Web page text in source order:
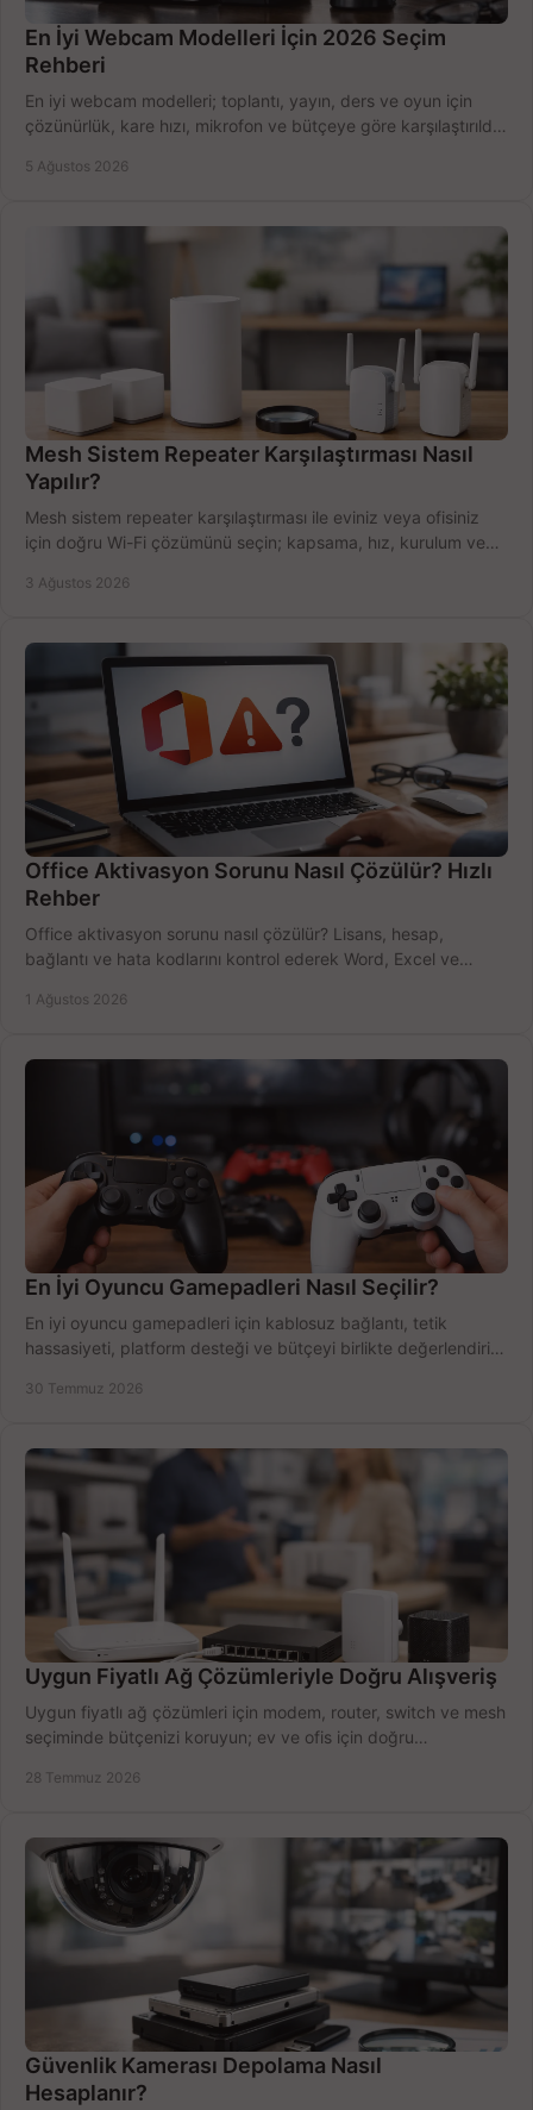
En İyi Webcam Modelleri İçin 2026 Seçim
Rehberi
En iyi webcam modelleri; toplantı, yayın, ders ve oyun için
çözünürlük, kare hızı, mikrofon ve bütçeye göre karşılaştırıldı.
5 Ağustos 2026
Mesh Sistem Repeater Karşılaştırması Nasıl
Yapılır?
Mesh sistem repeater karşılaştırması ile eviniz veya ofisiniz
için doğru Wi-Fi çözümünü seçin; kapsama, hız, kurulum ve
3 Ağustos 2026
Office Aktivasyon Sorunu Nasıl Çözülür? Hızlı
Rehber
Office aktivasyon sorunu nasıl çözülür? Lisans, hesap,
bağlantı ve hata kodlarını kontrol ederek Word, Excel ve
1 Ağustos 2026
En İyi Oyuncu Gamepadleri Nasıl Seçilir?
En iyi oyuncu gamepadleri için kablosuz bağlantı, tetik
hassasiyeti, platform desteği ve bütçeyi birlikte değerlendirin;
30 Temmuz 2026
Uygun Fiyatlı Ağ Çözümleriyle Doğru Alışveriş
Uygun fiyatlı ağ çözümleri için modem, router, switch ve mesh
seçiminde bütçenizi koruyun; ev ve ofis için doğru
28 Temmuz 2026
Güvenlik Kamerası Depolama Nasıl
Hesaplanır?